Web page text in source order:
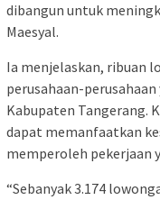
dibangun untuk
Maesyal.
Ia menjelaskan, ribuan
perusahaan-
Kabupaten Tangerang.
dapat memanfaatkan
memperoleh pekerjaan
“Sebanyak 3.174